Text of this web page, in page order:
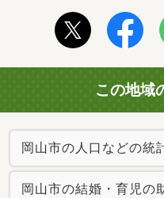
この地域
岡山市の人口などの統
岡山市の結婚・育児の